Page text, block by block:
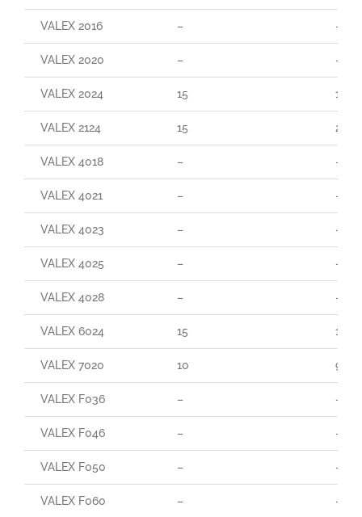
VALEX 2016 – –
VALEX 2020 – –
VALEX 2024 15 160
VALEX 2124 15 290
VALEX 4018 – –
VALEX 4021 – –
VALEX 4023 – –
VALEX 4025 – –
VALEX 4028 – –
VALEX 6024 15 165
VALEX 7020 10 90
VALEX F036 – –
VALEX F046 – –
VALEX F050 – –
VALEX F060 – –